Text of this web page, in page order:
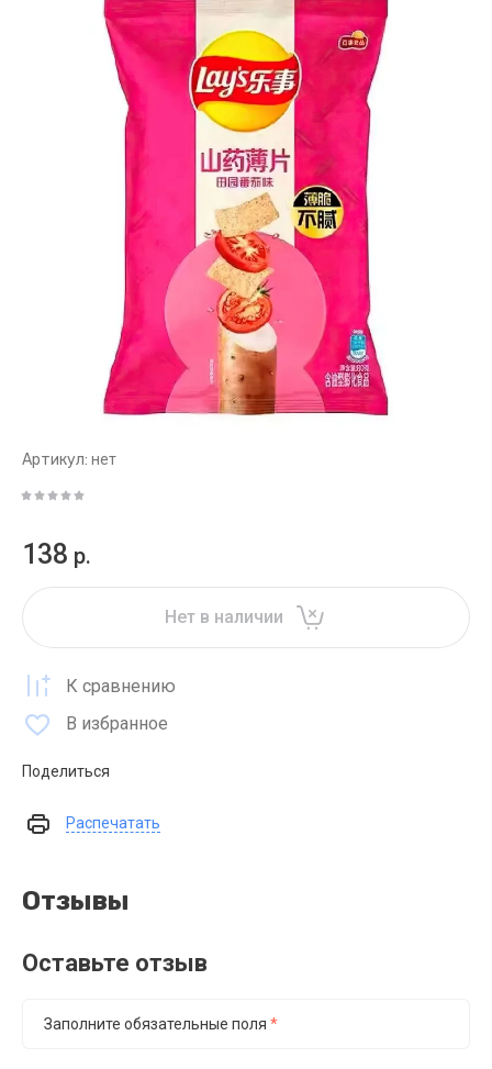
Артикул: нет
138 р.
Нет в наличии
К сравнению
В избранное
Поделиться
Распечатать
Отзывы
Оставьте отзыв
Заполните обязательные поля *